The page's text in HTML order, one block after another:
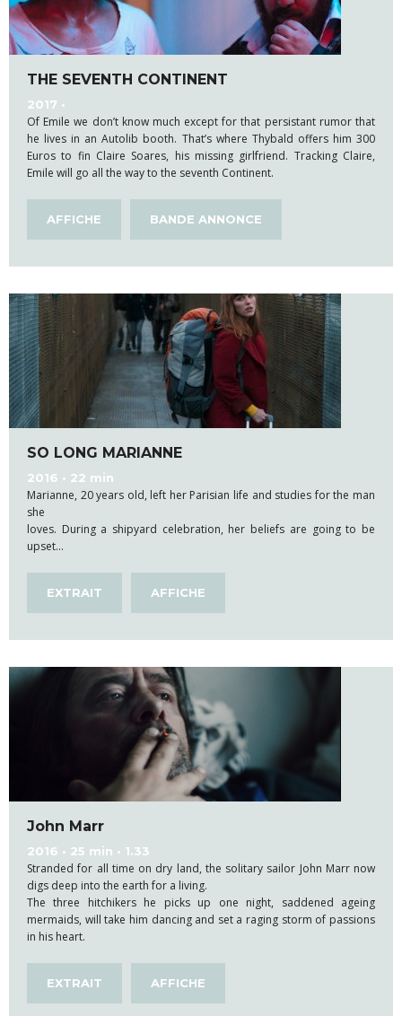
THE SEVENTH CONTINENT
2017 •
Of Emile we don’t know much except for that persistant rumor that
he lives in an Autolib booth. That’s where Thybald offers him 300
Euros to fin Claire Soares, his missing girlfriend. Tracking Claire,
Emile will go all the way to the seventh Continent.
AFFICHE BANDE ANNONCE
SO LONG MARIANNE
2016 • 22 min
Marianne, 20 years old, left her Parisian life and studies for the man
she
loves. During a shipyard celebration, her beliefs are going to be
upset…
EXTRAIT AFFICHE
John Marr
2016 • 25 min • 1.33
Stranded for all time on dry land, the solitary sailor John Marr now
digs deep into the earth for a living.
The three hitchikers he picks up one night, saddened ageing
mermaids, will take him dancing and set a raging storm of passions
in his heart.
EXTRAIT AFFICHE